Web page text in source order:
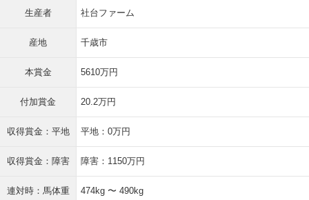
生産者 社台ファーム
産地 千歳市
本賞金 5610万円
付加賞金 20.2万円
収得賞金：平地 平地：0万円
収得賞金：障害 障害：1150万円
連対時：馬体重 474kg 〜 490kg